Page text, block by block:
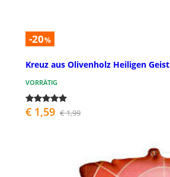
-20%
Kreuz aus Olivenholz Heiligen Geist
VORRÄTIG
€ 1,59 € 1,99